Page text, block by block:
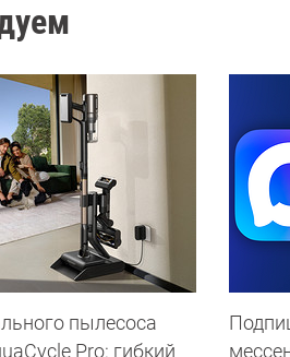
пылесоса
Pro: гибкий